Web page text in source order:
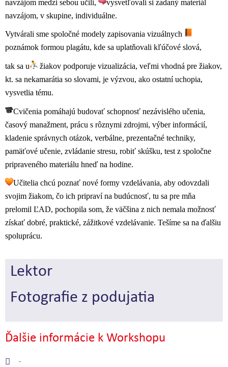
navzájom medzi sebou učili,
vysvetľovali si zadaný materiál
navzájom, v skupine, individuálne.
Vytvárali sme spoločné modely zapisovania vizuálnych
poznámok formou plagátu, kde sa uplatňovali kľúčové slová,
tak sa u
žiakov podporuje vizualizácia, veľmi vhodná pre žiakov,
kt. sa nekamarátia so slovami, je výzvou, ako ostatní uchopia,
vysvetlia tému.
Cvičenia pomáhajú budovať schopnosť nezávislého učenia,
časový manažment, prácu s rôznymi zdrojmi, výber informácií,
kladenie správnych otázok, verbálne, prezentačné techniky,
pamäťové učenie, zvládanie stresu, robiť skúšku, test z spoločne
pripraveného materiálu hneď na hodine.
Učitelia chcú poznať nové formy vzdelávania, aby odovzdali
svojim žiakom, čo ich pripraví na budúcnosť, tu sa pre mňa
prelomil ĽAD, pochopila som, že väčšina z nich nemala možnosť
získať dobré, praktické, zážitkové vzdelávanie. Tešíme sa na ďalšiu
spoluprácu.
Lektor
Fotografie z podujatia
Ďalšie informácie k Workshopu
-